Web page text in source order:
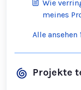
Wie
meines
Alle ansehen
Projekte